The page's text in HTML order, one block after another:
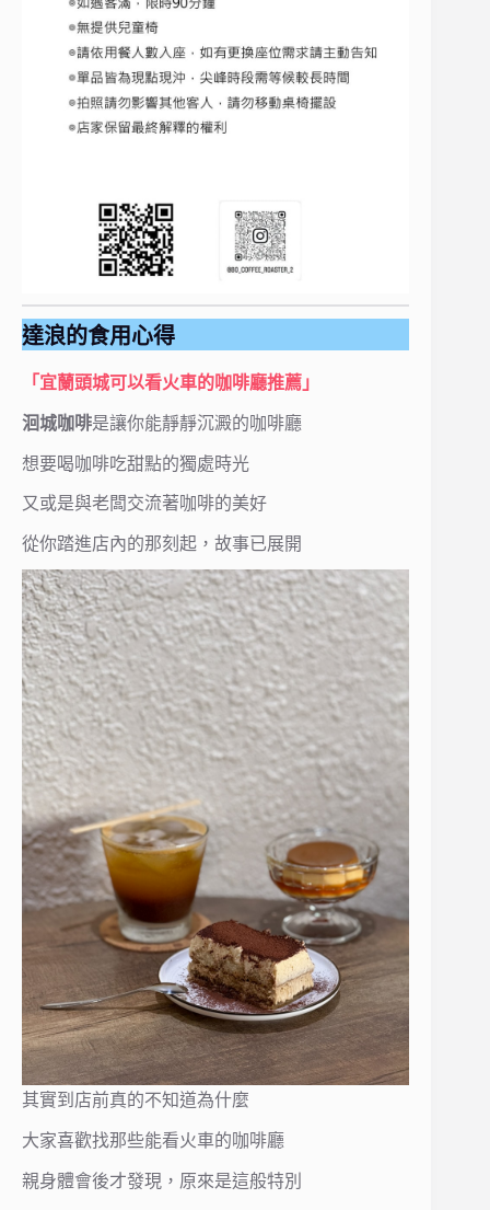
達浪的食用心得
「宜蘭頭城可以看火車的咖啡廳推薦」
洄城咖啡是讓你能靜靜沉澱的咖啡廳
想要喝咖啡吃甜點的獨處時光
又或是與老闆交流著咖啡的美好
從你踏進店內的那刻起，故事已展開
其實到店前真的不知道為什麼
大家喜歡找那些能看火車的咖啡廳
親身體會後才發現，原來是這般特別